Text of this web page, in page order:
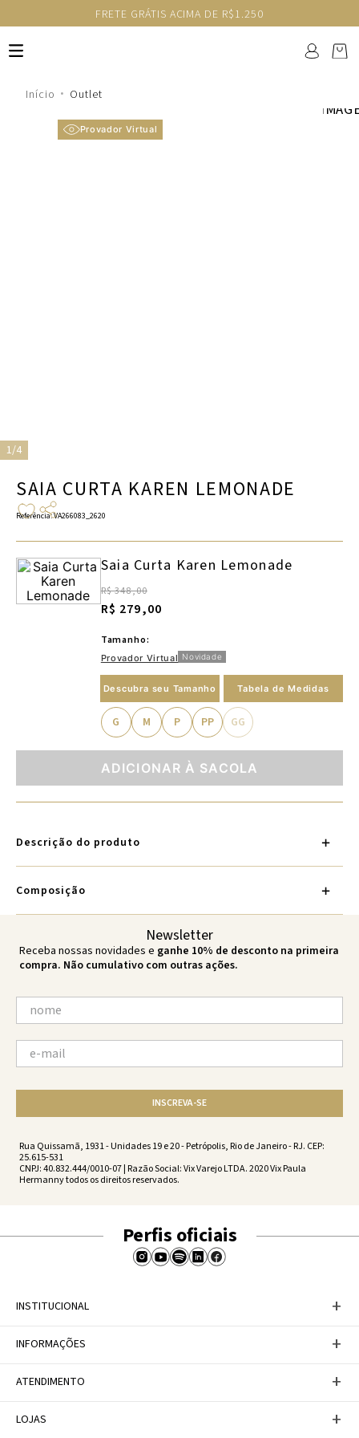
FRETE GRÁTIS ACIMA DE R$1.250
Outlet
Provador Virtual
1/4
SAIA CURTA KAREN LEMONADE
Referência:VA266083_2620
Saia Curta Karen Lemonade
R$ 348,00
R$ 279,00
Tamanho:
Provador Virtual Novidade
Descubra seu Tamanho Tabela de Medidas
G M P PP GG
ADICIONAR À SACOLA
Descrição do produto
Composição
Newsletter
Receba nossas novidades e ganhe 10% de desconto na primeira
compra. Não cumulativo com outras ações.
INSCREVA-SE
Rua Quissamã, 1931 - Unidades 19 e 20 - Petrópolis, Rio de Janeiro - RJ. CEP:
25.615-531
CNPJ: 40.832.444/0010-07 | Razão Social: Vix Varejo LTDA. 2020 Vix Paula
Hermanny todos os direitos reservados.
Perfis oficiais
INSTITUCIONAL +
A Marca
Trabalhe conosco
INFORMAÇÕES +
Política de Privacidade
Tabela de Medidas
ATENDIMENTO +
Personal Shopper
LOJAS +